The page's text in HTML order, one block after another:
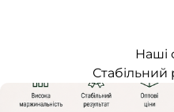
Наші
Стабільний